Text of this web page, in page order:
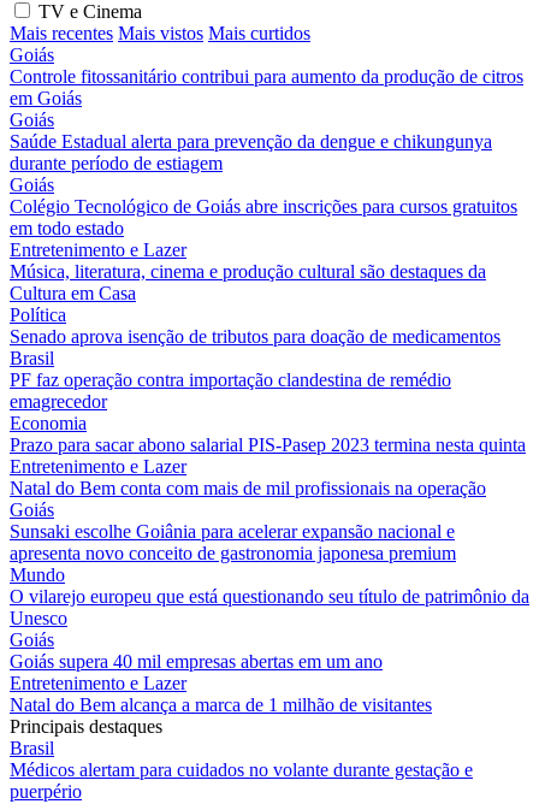
TV e Cinema
Mais recentes Mais vistos Mais curtidos
Goiás
Controle fitossanitário contribui para aumento da produção de citros
em Goiás
Goiás
Saúde Estadual alerta para prevenção da dengue e chikungunya
durante período de estiagem
Goiás
Colégio Tecnológico de Goiás abre inscrições para cursos gratuitos
em todo estado
Entretenimento e Lazer
Música, literatura, cinema e produção cultural são destaques da
Cultura em Casa
Política
Senado aprova isenção de tributos para doação de medicamentos
Brasil
PF faz operação contra importação clandestina de remédio
emagrecedor
Economia
Prazo para sacar abono salarial PIS-Pasep 2023 termina nesta quinta
Entretenimento e Lazer
Natal do Bem conta com mais de mil profissionais na operação
Goiás
Sunsaki escolhe Goiânia para acelerar expansão nacional e
apresenta novo conceito de gastronomia japonesa premium
Mundo
O vilarejo europeu que está questionando seu título de patrimônio da
Unesco
Goiás
Goiás supera 40 mil empresas abertas em um ano
Entretenimento e Lazer
Natal do Bem alcança a marca de 1 milhão de visitantes
Principais destaques
Brasil
Médicos alertam para cuidados no volante durante gestação e
puerpério